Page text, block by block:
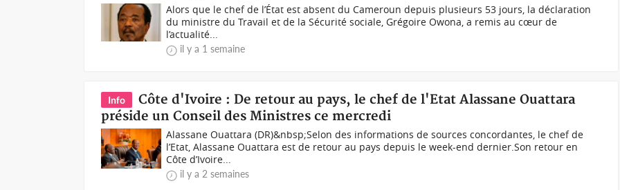
Alors que le chef de l’État est absent du Cameroun depuis plusieurs 53 jours, la déclaration
du ministre du Travail et de la Sécurité sociale, Grégoire Owona, a remis au cœur de
l’actualité...
il y a 1 semaine
Info
Côte d'Ivoire : De retour au pays, le chef de l'Etat Alassane Ouattara
préside un Conseil des Ministres ce mercredi
Alassane Ouattara (DR)&nbsp;Selon des informations de sources concordantes, le chef de
l’Etat, Alassane Ouattara est de retour au pays depuis le week-end dernier.Son retour en
Côte d’Ivoire...
il y a 2 semaines